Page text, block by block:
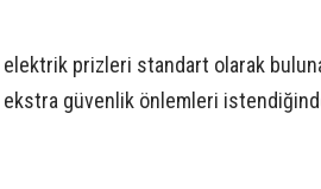
elektrik prizleri standart olarak
ekstra güvenlik önlemleri